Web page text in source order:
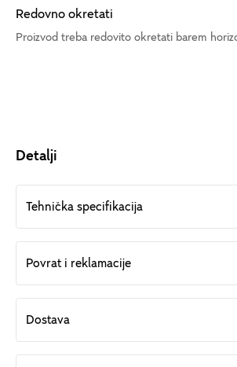
Redovno okretati
Proizvod treba redovito okretati barem
Detalji
Tehnička specifikacija
Povrat i reklamacije
Dostava